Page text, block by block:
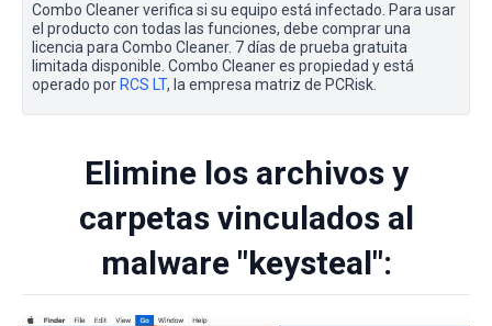
Combo Cleaner verifica si su equipo está infectado. Para usar
el producto con todas las funciones, debe comprar una
licencia para Combo Cleaner. 7 días de prueba gratuita
limitada disponible. Combo Cleaner es propiedad y está
operado por RCS LT, la empresa matriz de PCRisk.
Elimine los archivos y
carpetas vinculados al
malware "keysteal":